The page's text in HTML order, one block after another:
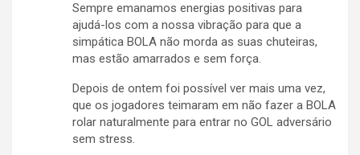
Sempre emanamos energias positivas para
ajudá-los com a nossa vibração para que a
simpática BOLA não morda as suas chuteiras,
mas estão amarrados e sem força.
Depois de ontem foi possível ver mais uma vez,
que os jogadores teimaram em não fazer a BOLA
rolar naturalmente para entrar no GOL adversário
sem stress.